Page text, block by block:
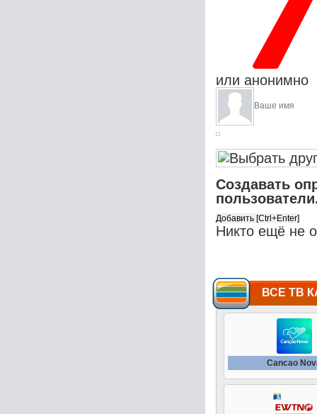
или анонимно
Создавать
Никто ещё не
ВСЕ ТВ
Cancao